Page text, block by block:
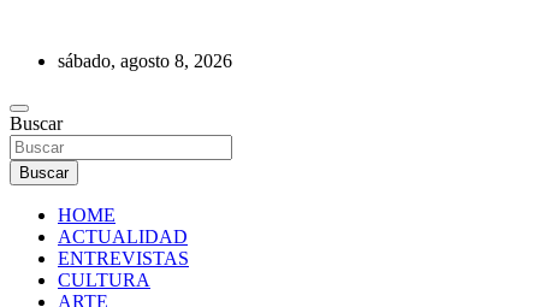
contenidosábado, agosto 8, 2026
REVISTA DE PRENSA
Buscar
Buscar
HOME
ACTUALIDAD
ENTREVISTAS
CULTURA
ARTE